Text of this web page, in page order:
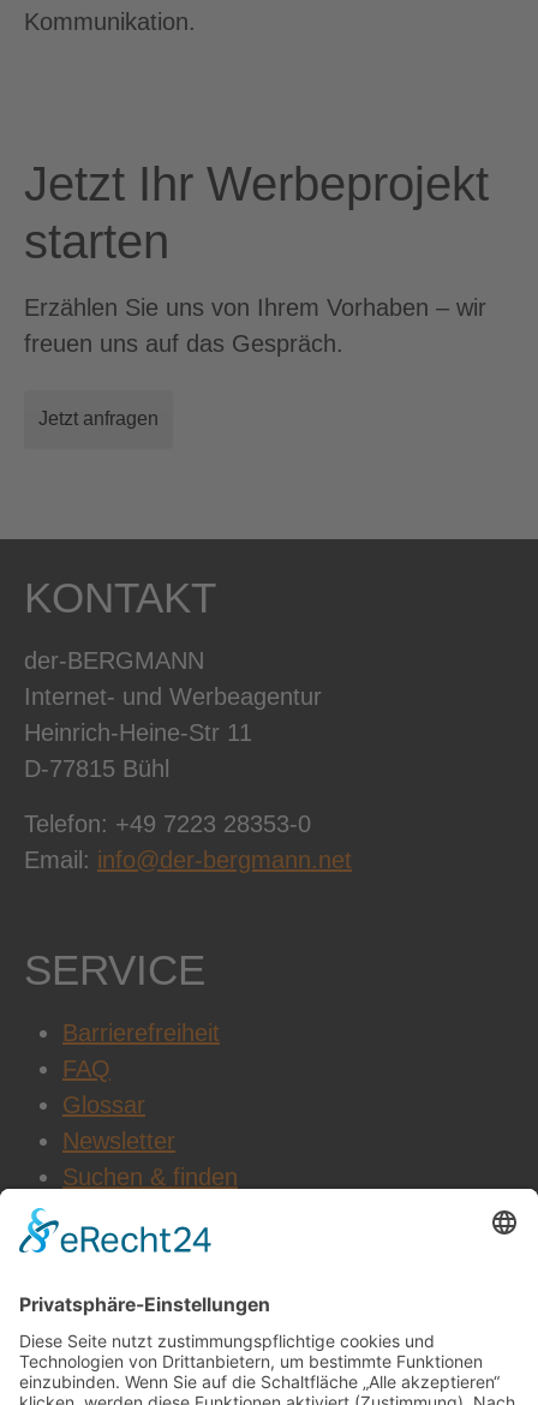
Kommunikation.
Jetzt Ihr Werbeprojekt
starten
Erzählen Sie uns von Ihrem Vorhaben – wir
freuen uns auf das Gespräch.
Jetzt anfragen
KONTAKT
der-BERGMANN
Internet- und Werbeagentur
Heinrich-Heine-Str 11
D-77815 Bühl
Telefon: +49 7223 28353-0
Email: info@der-bergmann.net
SERVICE
Barrierefreiheit
FAQ
Glossar
Newsletter
Suchen & finden
WEITERE INFOS
Datenschutz
Impressum